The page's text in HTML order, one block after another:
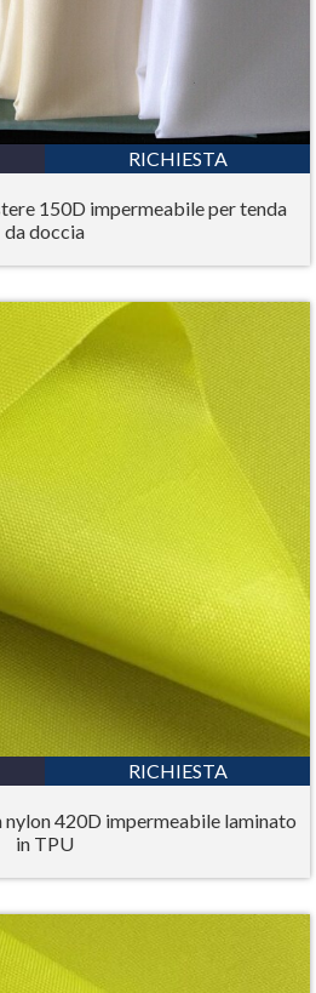
RICHIESTA
150D impermeabile per tenda
da doccia
RICHIESTA
420D impermeabile laminato
in TPU